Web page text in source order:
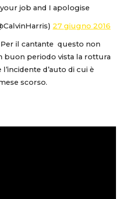
job and I apologise
27 giugno 2016
Per il cantante questo non
buon periodo vista la rottura
d’auto di cui è
scorso.